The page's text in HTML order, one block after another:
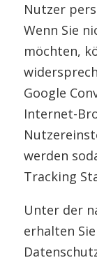
Nutzer
Wenn Sie
möchten,
Google
Internet-
werden
Tracking
Unter der
erhalten